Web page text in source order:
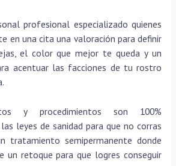
profesional especializado quienes
en una cita una valoración para definir
el color que mejor te queda y un
acentuar las facciones de tu rostro
y procedimientos son 100%
leyes de sanidad para que no corras
tratamiento semipermanente donde
un retoque para que logres conseguir